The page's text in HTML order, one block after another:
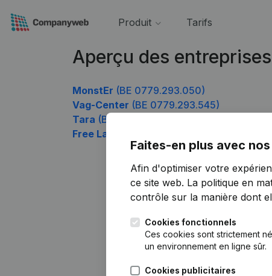
Produit Tarifs
Aperçu des
MonstEr (BE 0779.293.050)
Vag-Center (BE 0779.293.545)
Tara (BE 0779.293.743)
Free Lance Management
Faites-en plus avec
Afin d'optimiser votre
ce site web. La politique en
contrôle sur la manière dont
Cookies fonctionnels
Ces cookies sont strictement
un environnement en ligne sûr.
Cookies publicitaires